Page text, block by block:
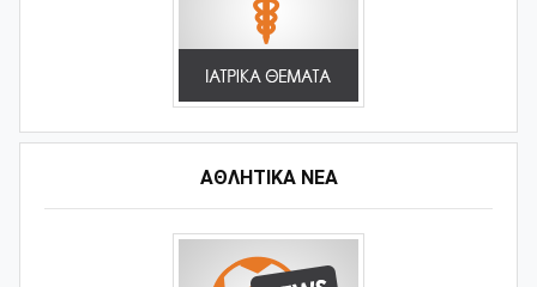
ΑΘΛΗΤΙΚΆ ΝΈΑ